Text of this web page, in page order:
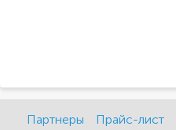
Партнеры Прайс-лист